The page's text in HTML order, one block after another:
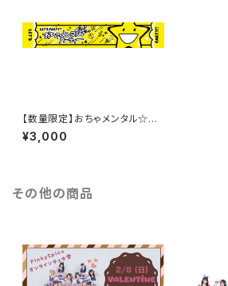
【数量限定】おちゃメンタル☆パ
ーティータオル
¥3,000
その他の商品